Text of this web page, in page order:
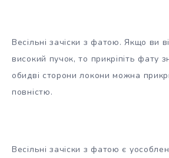
Весільні зачіски з фатою. Якщо ви
високий пучок, то прикріпіть фату
обидві сторони локони можна
повністю.
Весільні зачіски з фатою є